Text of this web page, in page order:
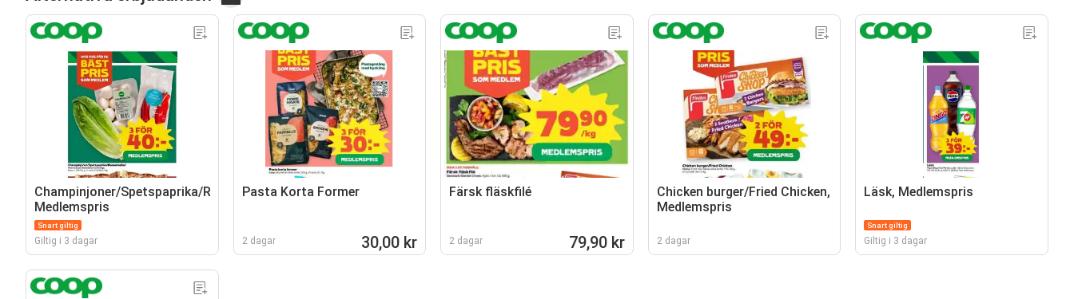
Champinjoner/Spetspaprika/Romansallad,
Medlemspris
Snart giltig
Giltig i 3 dagar
Pasta Korta Former
2 dagar 30,00 kr
Färsk fläskfilé
2 dagar 79,90 kr
Chicken burger/Fried Chicken,
Medlemspris
2 dagar
Läsk, Medlemspris
Snart giltig
Giltig i 3 dagar